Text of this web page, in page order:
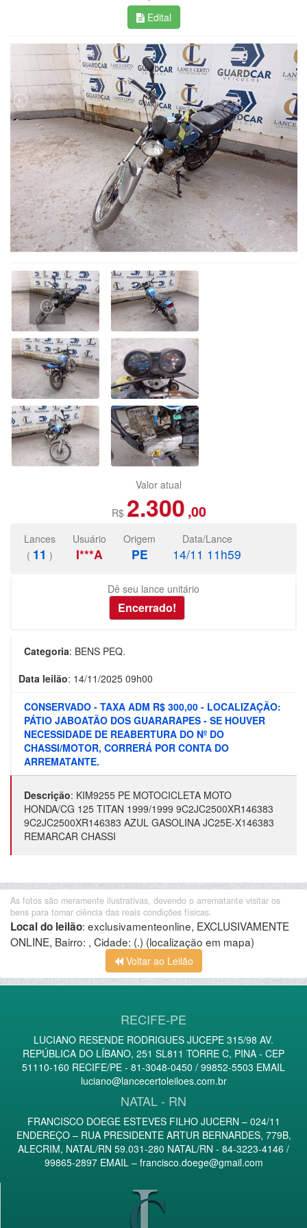
Edital
Valor atual
R$ 2.300 ,00
Lances
( 11 )
Usuário
I***A
Origem
PE
Data/Lance
14/11 11h59
Dê seu lance unitário
Categoria: BENS PEQ.
Data leilão: 14/11/2025 09h00
CONSERVADO - TAXA ADM R$ 300,00 - LOCALIZAÇÃO:
PÁTIO JABOATÃO DOS GUARARAPES - SE HOUVER
NECESSIDADE DE REABERTURA DO Nº DO
CHASSI/MOTOR, CORRERÁ POR CONTA DO
ARREMATANTE.
Descrição: KIM9255 PE MOTOCICLETA MOTO
HONDA/CG 125 TITAN 1999/1999 9C2JC2500XR146383
9C2JC2500XR146383 AZUL GASOLINA JC25E-X146383
REMARCAR CHASSI
As fotos são meramente ilustrativas, devendo o arrematante visitar os
bens para tomar ciência das reais condições físicas.
Local do leilão: exclusivamenteonline, EXCLUSIVAMENTE
ONLINE, Bairro: , Cidade: (.) (localização em mapa)
Voltar ao Leilão
RECIFE-PE
LUCIANO RESENDE RODRIGUES JUCEPE 315/98 AV.
REPÚBLICA DO LÍBANO, 251 SL811 TORRE C, PINA - CEP
51110-160 RECIFE/PE - 81-3048-0450 / 99852-5503 EMAIL
luciano@lancecertoleiloes.com.br
NATAL - RN
FRANCISCO DOEGE ESTEVES FILHO JUCERN – 024/11
ENDEREÇO – RUA PRESIDENTE ARTUR BERNARDES, 779B,
ALECRIM, NATAL/RN 59.031-280 NATAL/RN - 84-3223-4146 /
99865-2897 EMAIL – francisco.doege@gmail.com